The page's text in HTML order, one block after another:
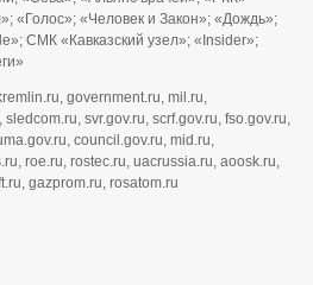
«Голос»; «Человек и Закон»; «Дождь»;
СМК «Кавказский узел»; «Insider»;
government.ru, mil.ru,
svr.gov.ru, scrf.gov.ru, fso.gov.ru,
council.gov.ru, mid.ru,
roe.ru, rostec.ru, uacrussia.ru, aoosk.ru,
gazprom.ru, rosatom.ru